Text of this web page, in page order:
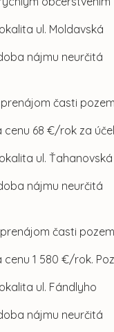
ul. Moldavská
nájmu neurčitá
prenájom časti
cenu 68 €/rok za
ul. Ťahanovská
nájmu neurčitá
časti
cenu 1 580 €/rok.
ul. Fándlyho
nájmu neurčitá